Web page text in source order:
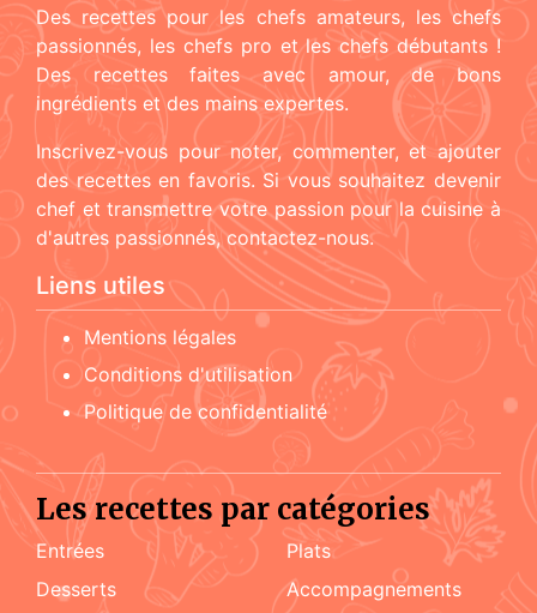
Des recettes pour les chefs amateurs, les chefs
passionnés, les chefs pro et les chefs débutants !
Des recettes faites avec amour, de bons
ingrédients et des mains expertes.
Inscrivez-vous pour noter, commenter, et ajouter
des recettes en favoris. Si vous souhaitez devenir
chef et transmettre votre passion pour la cuisine à
d'autres passionnés, contactez-nous.
Liens utiles
Mentions légales
Conditions d'utilisation
Politique de confidentialité
Les recettes par catégories
Entrées
Plats
Desserts
accompagnements